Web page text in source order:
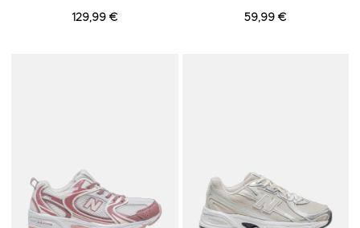
129,99 € 59,99 €